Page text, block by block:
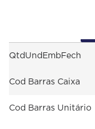
QtdUndEmbFech
Cod Barras Caixa
Cod Barras Unitário